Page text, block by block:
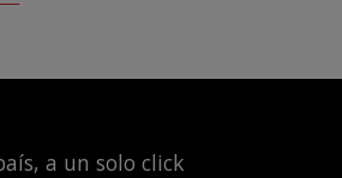
a un solo click